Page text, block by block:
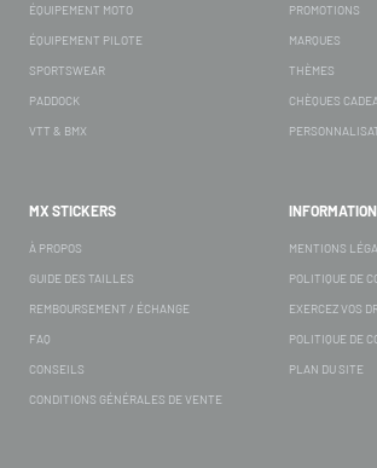
ÉQUIPEMENT MOTO
ÉQUIPEMENT PILOTE
SPORTSWEAR
PADDOCK
VTT & BMX
PROMOTIONS
MARQUES
THÈMES
CHÈQUES
MX STICKERS
À PROPOS
GUIDE DES TAILLES
REMBOURSEMENT / ÉCHANGE
FAQ
CONSEILS
CONDITIONS GÉNÉRALES DE VENTE
MENTIONS
POLITIQUE DE
EXERCEZ VOS
POLITIQUE DE
PLAN DU SITE